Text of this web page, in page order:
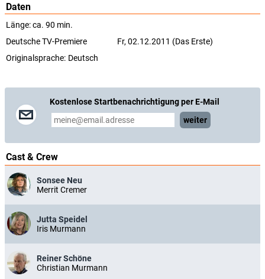
Daten
Länge: ca. 90 min.
Deutsche TV-Premiere
Fr, 02.12.2011 (Das Erste)
Originalsprache: Deutsch
Kostenlose Startbenachrichtigung per E-Mail
weiter
Cast & Crew
Sonsee Neu
Merrit Cremer
Jutta Speidel
Iris Murmann
Reiner Schöne
Christian Murmann